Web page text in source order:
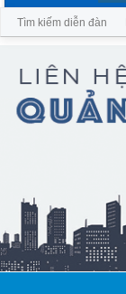
Tìm kiếm diễn đàn